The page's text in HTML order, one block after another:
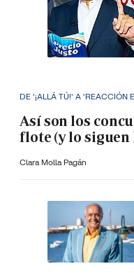
DE '¡ALLÁ TÚ!' A 'REACCIÓN
Así son los
flote (y lo siguen
Clara Molla Pagán